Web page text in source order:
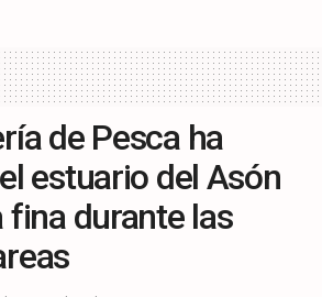
de Pesca ha
estuario del Asón
fina durante las